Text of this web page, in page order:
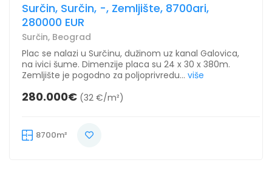
Surčin, Surčin, -, Zemljište, 8700ari,
280000 EUR
Surčin, Beograd
Plac se nalazi u Surčinu, dužinom uz kanal Galovica,
na ivici šume. Dimenzije placa su 24 x 30 x 380m.
Zemljište je pogodno za poljoprivredu... više
280.000€ (32 €/m²)
8700m²